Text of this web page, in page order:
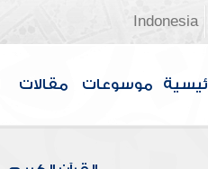
Indonesia
موسوعات مقالات